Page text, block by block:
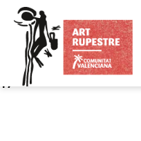
Deprecated: Automatic
deprecated in
/var/www/vhosts/
content/themes/
17